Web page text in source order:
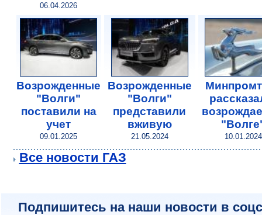
06.04.2026
Возрожденные
"Волги"
поставили на
учет
09.01.2025
Возрожденные
"Волги"
представили
вживую
21.05.2024 10.01.2024
Все новости ГАЗ
Подпишитесь на наши новости в